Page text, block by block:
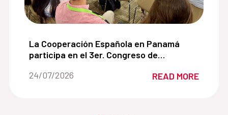
de cooperación con la Alianza para el Desarrollo
La Cooperación Española en Panamá participa
La Cooperación Española en Panamá
participa en el 3er. Congreso de
soluciones basadas en la naturaleza
Date of the news::
24/07/2026 READ MORE